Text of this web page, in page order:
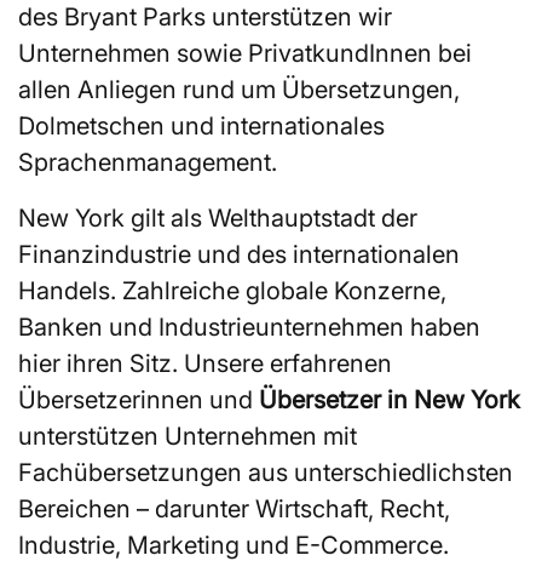
des Bryant Parks unterstützen wir
Unternehmen sowie PrivatkundInnen bei
allen Anliegen rund um Übersetzungen,
Dolmetschen und internationales
Sprachenmanagement.
New York gilt als Welthauptstadt der
Finanzindustrie und des internationalen
Handels. Zahlreiche globale Konzerne,
Banken und Industrieunternehmen haben
hier ihren Sitz. Unsere erfahrenen
Übersetzerinnen und Übersetzer in New York
unterstützen Unternehmen mit
Fachübersetzungen aus unterschiedlichsten
Bereichen – darunter Wirtschaft, Recht,
Industrie, Marketing und E-Commerce.